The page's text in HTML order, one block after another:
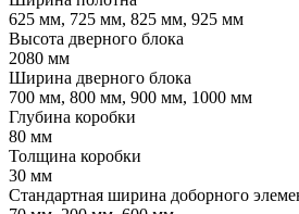
625 мм, 725 мм, 825 мм, 925 мм
Высота дверного блока
2080 мм
Ширина дверного блока
700 мм, 800 мм, 900 мм, 1000 мм
Глубина коробки
80 мм
Толщина коробки
30 мм
Стандартная ширина доборного